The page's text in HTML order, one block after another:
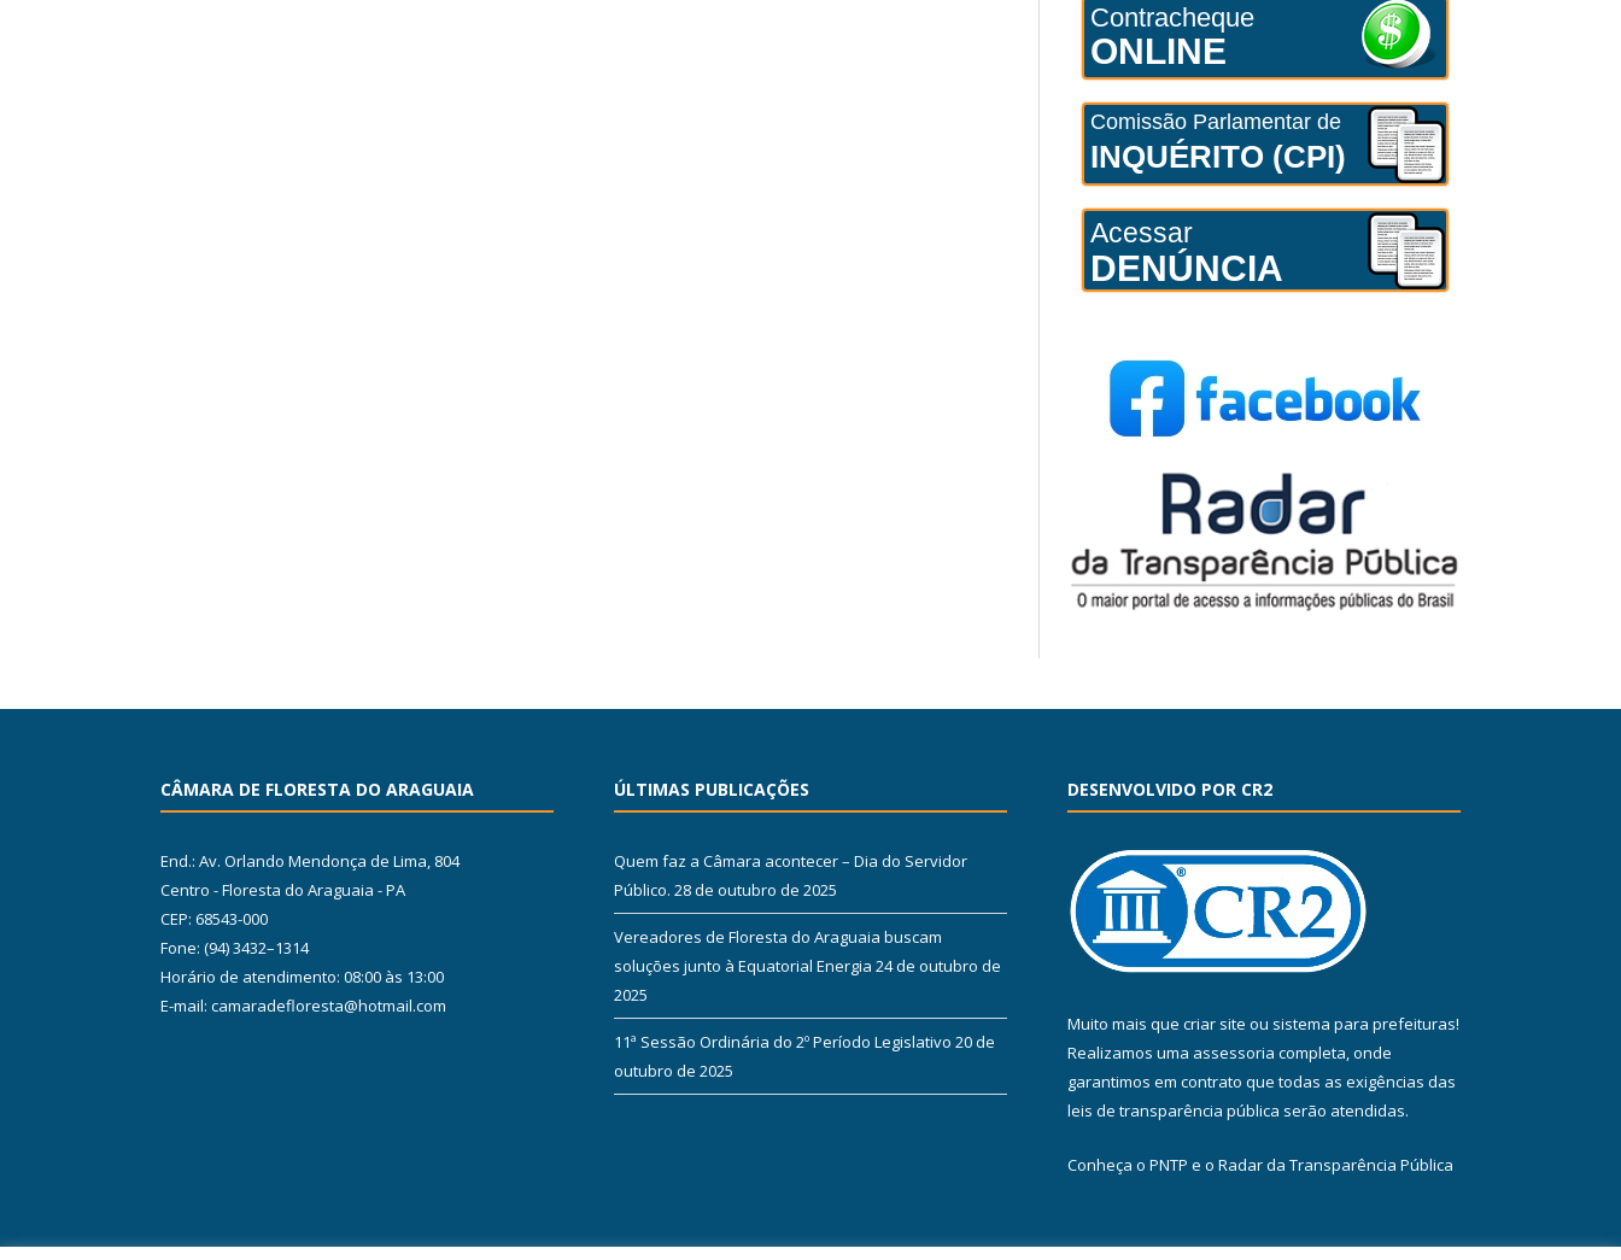
Contracheque
ONLINE
Comissão Parlamentar de
INQUÉRITO (CPI)
Acessar
DENÚNCIA
CÂMARA DE FLORESTA DO ARAGUAIA
End.: Av. Orlando Mendonça de Lima, 804
Centro - Floresta do Araguaia - PA
CEP: 68543-000
Fone: (94) 3432–1314
Horário de atendimento: 08:00 às 13:00
E-mail: camaradefloresta@hotmail.com
ÚLTIMAS PUBLICAÇÕES
Quem faz a Câmara acontecer – Dia do Servidor
Público. 28 de outubro de 2025
Vereadores de Floresta do Araguaia buscam
soluções junto à Equatorial Energia 24 de outubro de
2025
11ª Sessão Ordinária do 2º Período Legislativo 20 de
outubro de 2025
DESENVOLVIDO POR CR2
Muito mais que criar site ou sistema para prefeituras!
Realizamos uma assessoria completa, onde
garantimos em contrato que todas as exigências das
leis de transparência pública serão atendidas.
Conheça o PNTP e o Radar da Transparência Pública